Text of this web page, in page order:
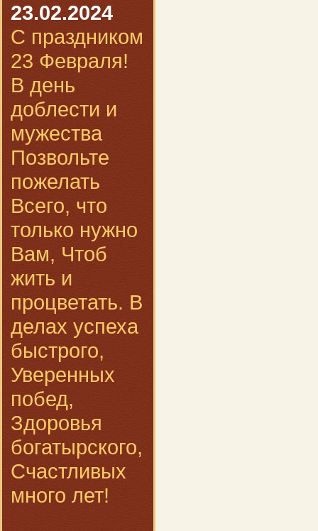
23.02.2024
С праздником
23 Февраля!
В день
доблести и
мужества
Позвольте
пожелать
Всего, что
только нужно
Вам, Чтоб
жить и
процветать. В
делах успеха
быстрого,
Уверенных
побед,
Здоровья
богатырского,
Счастливых
много лет!